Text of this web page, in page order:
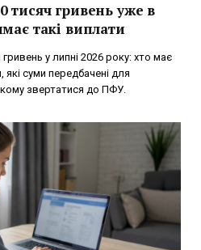
тисяч гривень уже в
такі виплати
у липні 2026 року: хто має
які суми передбачені для
кому звертатися до ПФУ.